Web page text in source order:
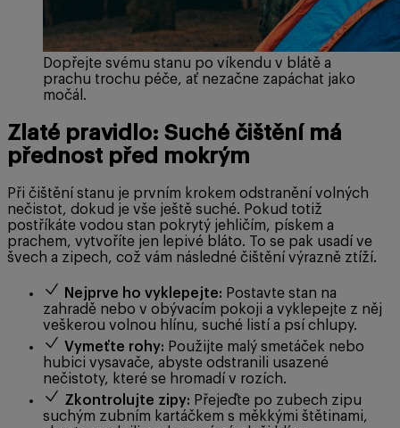
Dopřejte svému stanu po víkendu v blátě a
prachu trochu péče, ať nezačne zapáchat jako
močál.
Zlaté pravidlo: Suché čištění má
přednost před mokrým
Při čištění stanu je prvním krokem odstranění volných
nečistot, dokud je vše ještě suché. Pokud totiž
postříkáte vodou stan pokrytý jehličím, pískem a
prachem, vytvoříte jen lepivé bláto. To se pak usadí ve
švech a zipech, což vám následné čištění výrazně ztíží.
Nejprve ho vyklepejte: Postavte stan na
zahradě nebo v obývacím pokoji a vyklepejte z něj
veškerou volnou hlínu, suché listí a psí chlupy.
Vymeťte rohy: Použijte malý smetáček nebo
hubici vysavače, abyste odstranili usazené
nečistoty, které se hromadí v rozích.
Zkontrolujte zipy: Přejeďte po zubech zipu
suchým zubním kartáčkem s měkkými štětinami,